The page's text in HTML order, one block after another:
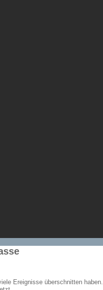
Ereignisse überschnitten haben.